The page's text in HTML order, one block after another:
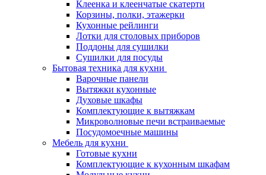
Клеенка и клеенчатые скатерти
Корзины, полки, этажерки
Кухонные рейлинги
Лотки для столовых приборов
Поддоны для сушилки
Сушилки для посуды
Бытовая техника для кухни
Варочные панели
Вытяжки кухонные
Духовые шкафы
Комплектующие к вытяжкам
Микроволновые печи встраиваемые
Посудомоечные машины
Мебель для кухни
Готовые кухни
Комплектующие к кухонным шкафам